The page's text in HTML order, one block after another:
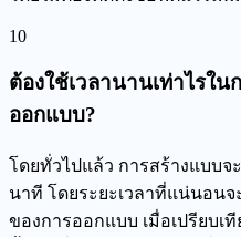
10
ต้องใช้เวลานานเท่าไรใน
ออกแบบ?
โดยทั่วไปแล้ว การสร้างแบบจ
นาที โดยระยะเวลาที่แน่นอน
ของการออกแบบ เมื่อเปรียบ